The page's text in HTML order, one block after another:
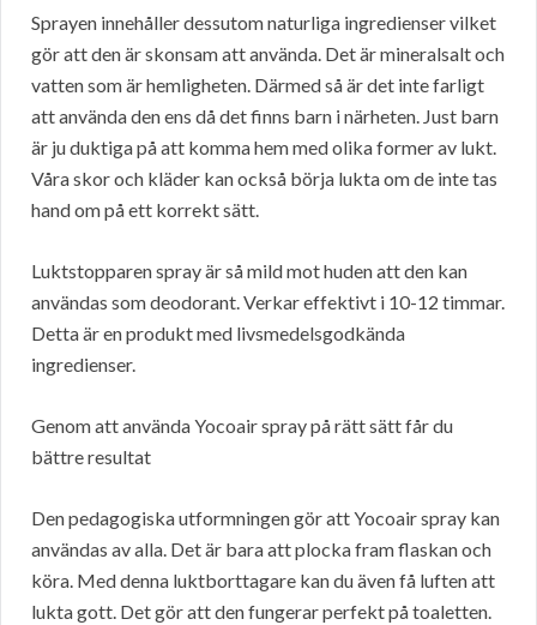
Sprayen innehåller dessutom naturliga ingredienser vilket
gör att den är skonsam att använda. Det är mineralsalt och
vatten som är hemligheten. Därmed så är det inte farligt
att använda den ens då det finns barn i närheten. Just barn
är ju duktiga på att komma hem med olika former av lukt.
Våra skor och kläder kan också börja lukta om de inte tas
hand om på ett korrekt sätt.
Luktstopparen spray är så mild mot huden att den kan
användas som deodorant. Verkar effektivt i 10-12 timmar.
Detta är en produkt med livsmedelsgodkända
ingredienser.
Genom att använda Yocoair spray på rätt sätt får du
bättre resultat
Den pedagogiska utformningen gör att Yocoair spray kan
användas av alla. Det är bara att plocka fram flaskan och
köra. Med denna luktborttagare kan du även få luften att
lukta gott. Det gör att den fungerar perfekt på toaletten.